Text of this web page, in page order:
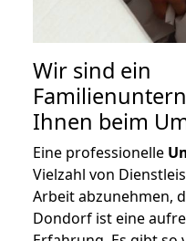
Wir sind ein
Ihnen beim
Eine professionelle
Vielzahl von
Arbeit abzunehmen,
Dondorf ist eine